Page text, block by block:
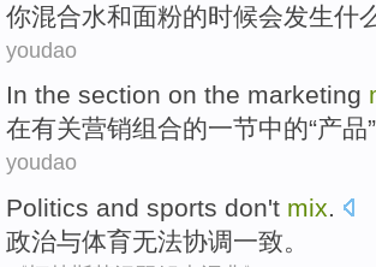
你混合水和面粉的时候会发生什
youdao
In the section on the marketing
在有关营销组合的一节中的“产品
youdao
Politics and sports don't mix.
政治与体育无法协调一致。